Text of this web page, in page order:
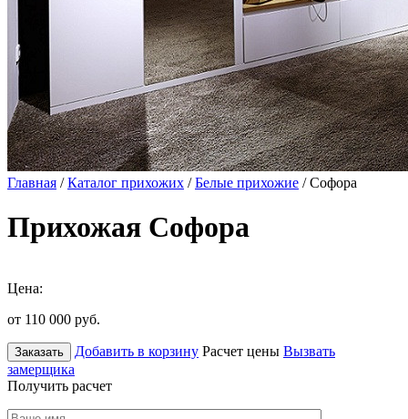
Главная /Каталог прихожих /Белые прихожие / Софора
Прихожая Софора
Цена:
от 110 000 руб.
Заказать Добавить в корзину Расчет цены Вызвать
замерщика
Получить расчет